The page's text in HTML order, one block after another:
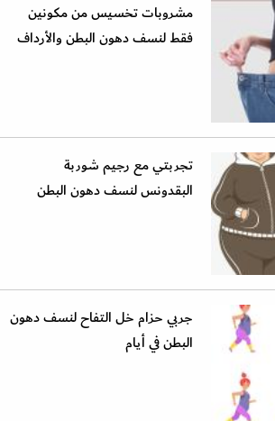
مشروبات تخسيس من مكونين
فقط لنسف دهون البطن والأرداف
تجربتي مع رجيم شوربة
البقدونس لنسف دهون البطن
جربي حزام خل التفاح لنسف دهون
البطن في أيام